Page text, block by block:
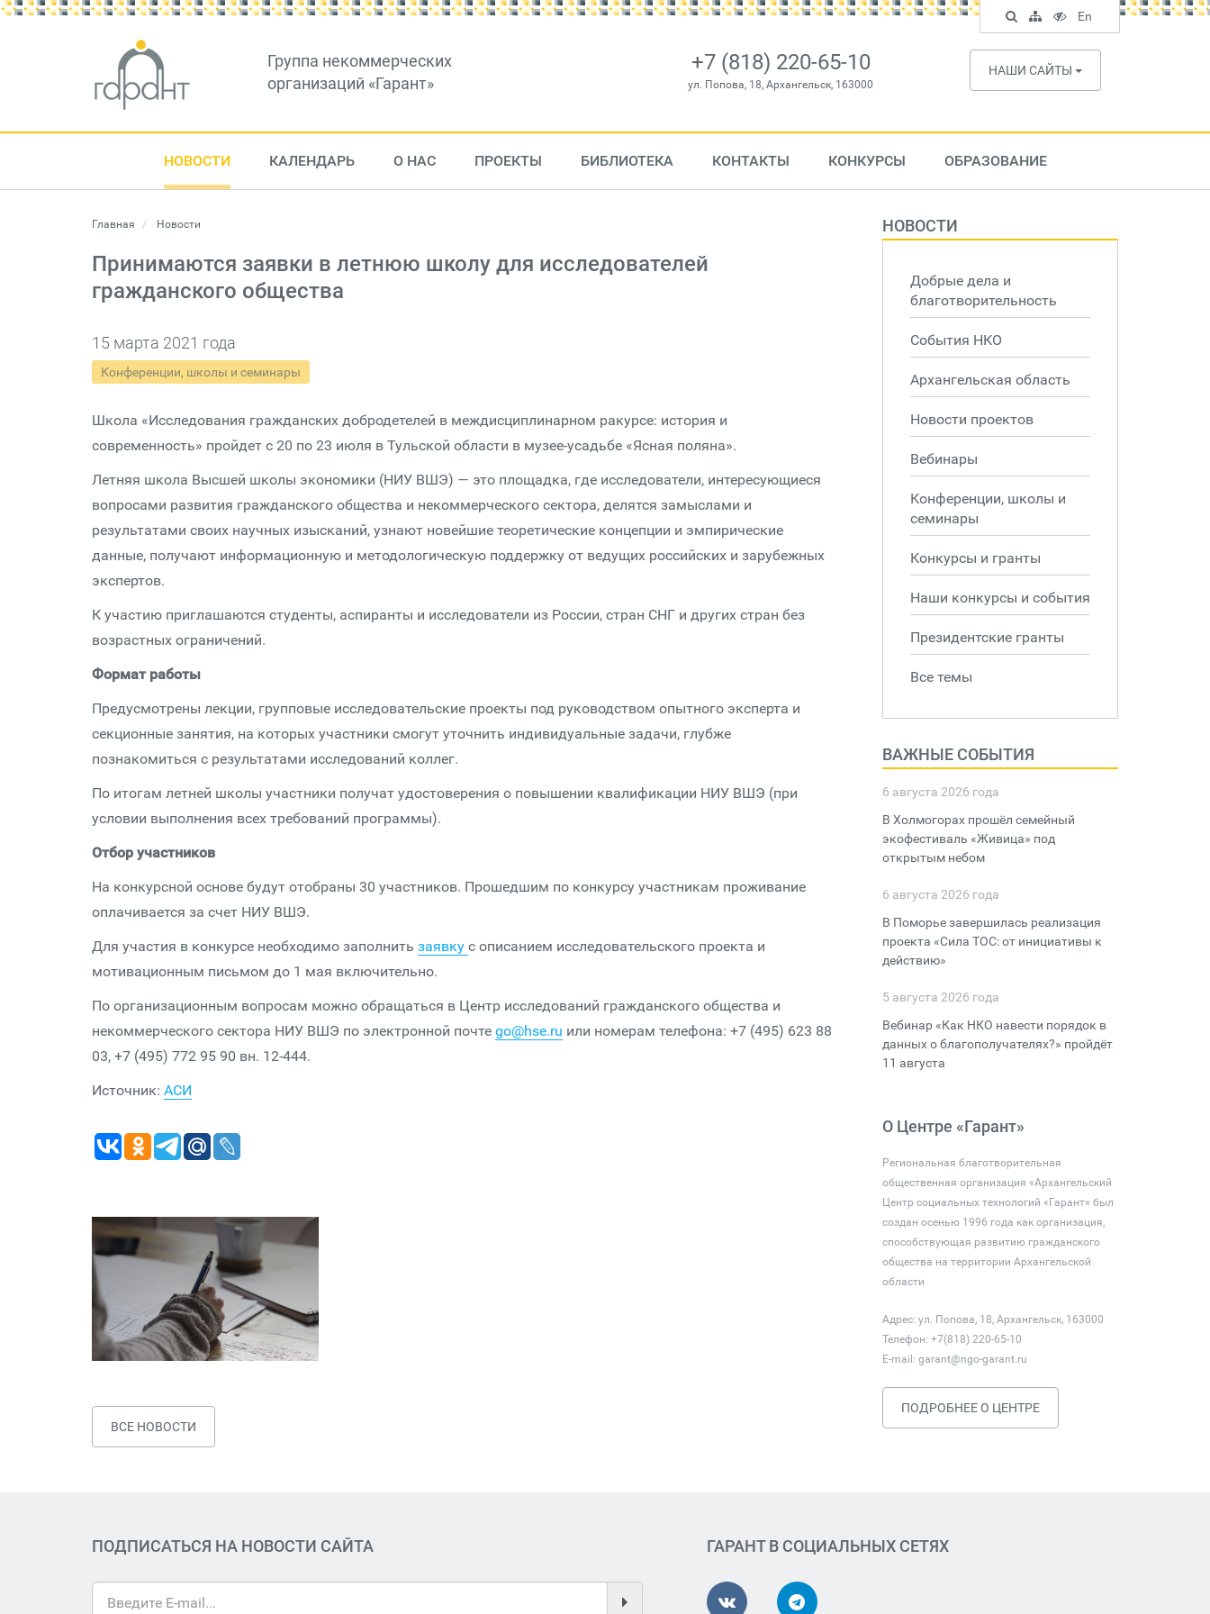
Группа некоммерческих
организаций «Гарант»
+7 (818) 220-65-10
ул. Попова, 18, Архангельск, 163000
НАШИ САЙТЫ
НОВОСТИ КАЛЕНДАРЬ О НАС ПРОЕКТЫ БИБЛИОТЕКА КОНТАКТЫ КОНКУРСЫ ОБРАЗОВАНИЕ
Главная Новости
Принимаются заявки в летнюю школу для исследователей
гражданского общества
15 марта 2021 года
Конференции, школы и семинары
Школа «Исследования гражданских добродетелей в междисциплинарном ракурсе: история и
современность» пройдет с 20 по 23 июля в Тульской области в музее-усадьбе «Ясная поляна».
Летняя школа Высшей школы экономики (НИУ ВШЭ) — это площадка, где исследователи, интересующиеся
вопросами развития гражданского общества и некоммерческого сектора, делятся замыслами и
результатами своих научных изысканий, узнают новейшие теоретические концепции и эмпирические
данные, получают информационную и методологическую поддержку от ведущих российских и зарубежных
экспертов.
К участию приглашаются студенты, аспиранты и исследователи из России, стран СНГ и других стран без
возрастных ограничений.
Формат работы
Предусмотрены лекции, групповые исследовательские проекты под руководством опытного эксперта и
секционные занятия, на которых участники смогут уточнить индивидуальные задачи, глубже
познакомиться с результатами исследований коллег.
По итогам летней школы участники получат удостоверения о повышении квалификации НИУ ВШЭ (при
условии выполнения всех требований программы).
Отбор участников
На конкурсной основе будут отобраны 30 участников. Прошедшим по конкурсу участникам проживание
оплачивается за счет НИУ ВШЭ.
Для участия в конкурсе необходимо заполнить заявку с описанием исследовательского проекта и
мотивационным письмом до 1 мая включительно.
По организационным вопросам можно обращаться в Центр исследований гражданского общества и
некоммерческого сектора НИУ ВШЭ по электронной почте go@hse.ru или номерам телефона: +7 (495) 623 88
03, +7 (495) 772 95 90 вн. 12-444.
Источник: АСИ
ВСЕ НОВОСТИ
НОВОСТИ
Добрые дела и
благотворительность
События НКО
Архангельская область
Новости проектов
Вебинары
Конференции, школы и
семинары
Конкурсы и гранты
Наши конкурсы и события
Президентские гранты
Все темы
ВАЖНЫЕ СОБЫТИЯ
6 августа 2026 года
В Холмогорах прошёл семейный
экофестиваль «Живица» под
открытым небом
6 августа 2026 года
В Поморье завершилась реализация
проекта «Сила ТОС: от инициативы к
действию»
5 августа 2026 года
Вебинар «Как НКО навести порядок в
данных о благополучателях?» пройдёт
11 августа
О Центре «Гарант»
Региональная благотворительная
общественная организация «Архангельский
Центр социальных технологий «Гарант» был
создан осенью 1996 года как организация,
способствующая развитию гражданского
общества на территории Архангельской
области
Адрес: ул. Попова, 18, Архангельск, 163000
Телефон: +7(818) 220-65-10
E-mail: garant@ngo-garant.ru
ПОДРОБНЕЕ О ЦЕНТРЕ
ПОДПИСАТЬСЯ НА НОВОСТИ САЙТА ГАРАНТ В СОЦИАЛЬНЫХ СЕТЯХ
Поиск
по
сайту
Карта
сайта
Версия
для
слабовидящих
En
English